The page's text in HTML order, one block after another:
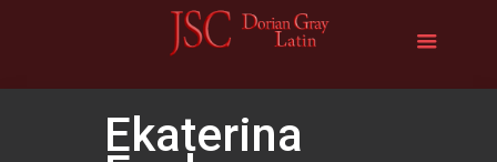
Ekaterina